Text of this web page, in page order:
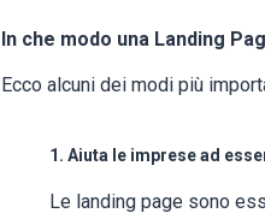
In che modo una Landing
Ecco alcuni dei modi più
1. Aiuta le imprese ad
Le landing page sono